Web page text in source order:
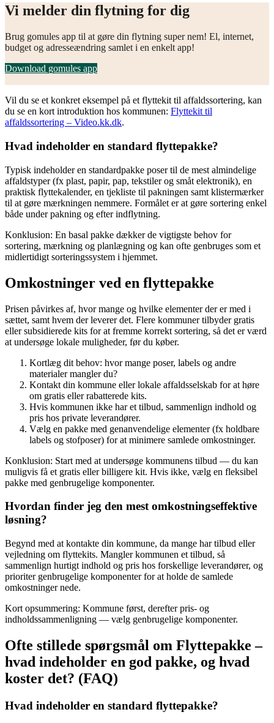
Vi melder din flytning for dig
Brug gomules app til at gøre din flytning super nem! El, internet,
budget og adresseændring samlet i en enkelt app!
Download gomules app
Vil du se et konkret eksempel på et flyttekit til affaldssortering, kan
du se en kort introduktion hos kommunen: Flyttekit til
affaldssortering – Video.kk.dk.
Hvad indeholder en standard flyttepakke?
Typisk indeholder en standardpakke poser til de mest almindelige
affaldstyper (fx plast, papir, pap, tekstiler og småt elektronik), en
praktisk flyttekalender, en tjekliste til pakningen samt klistermærker
til at gøre mærkningen nemmere. Formålet er at gøre sortering enkel
både under pakning og efter indflytning.
Konklusion: En basal pakke dækker de vigtigste behov for
sortering, mærkning og planlægning og kan ofte genbruges som et
midlertidigt sorteringssystem i hjemmet.
Omkostninger ved en flyttepakke
Prisen påvirkes af, hvor mange og hvilke elementer der er med i
sættet, samt hvem der leverer det. Flere kommuner tilbyder gratis
eller subsidierede kits for at fremme korrekt sortering, så det er værd
at undersøge lokale muligheder, før du køber.
Kortlæg dit behov: hvor mange poser, labels og andre
materialer mangler du?
Kontakt din kommune eller lokale affaldsselskab for at høre
om gratis eller rabatterede kits.
Hvis kommunen ikke har et tilbud, sammenlign indhold og
pris hos private leverandører.
Vælg en pakke med genanvendelige elementer (fx holdbare
labels og stofposer) for at minimere samlede omkostninger.
Konklusion: Start med at undersøge kommunens tilbud — du kan
muligvis få et gratis eller billigere kit. Hvis ikke, vælg en fleksibel
pakke med genbrugelige komponenter.
Hvordan finder jeg den mest omkostningseffektive
løsning?
Begynd med at kontakte din kommune, da mange har tilbud eller
vejledning om flyttekits. Mangler kommunen et tilbud, så
sammenlign hurtigt indhold og pris hos forskellige leverandører, og
prioriter genbrugelige komponenter for at holde de samlede
omkostninger nede.
Kort opsummering: Kommune først, derefter pris- og
indholdssammenligning — vælg genbrugelige komponenter.
Ofte stillede spørgsmål om Flyttepakke –
hvad indeholder en god pakke, og hvad
koster det? (FAQ)
Hvad indeholder en standard flyttepakke?